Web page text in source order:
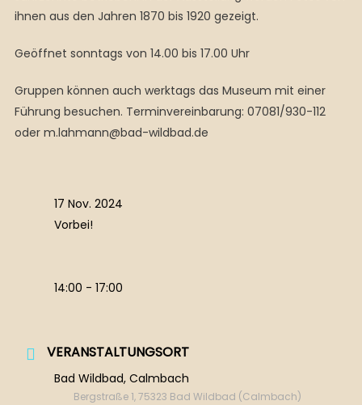
ihnen aus den Jahren 1870 bis 1920 gezeigt.
Geöffnet sonntags von 14.00 bis 17.00 Uhr
Gruppen können auch werktags das Museum mit einer
Führung besuchen. Terminvereinbarung: 07081/930-112
oder m.lahmann@bad-wildbad.de
17 Nov. 2024
Vorbei!
14:00 - 17:00
VERANSTALTUNGSORT
Bad Wildbad, Calmbach
Bergstraße 1, 75323 Bad Wildbad (Calmbach)